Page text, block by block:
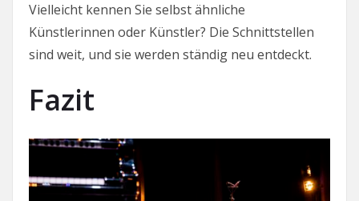
Vielleicht kennen Sie selbst ähnliche
Künstlerinnen oder Künstler? Die Schnittstellen
sind weit, und sie werden ständig neu entdeckt.
Fazit